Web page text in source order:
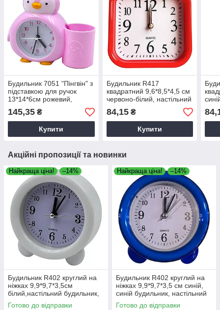
Будильник 7051 "Пінгвін" з
підставкою для ручок
13*14*6см рожевий,
настільний будильник
145,35 ₴
Купити
Будильник R417
квадратний 9,6*8,5*4,5 см
червоно-білий, настільний
будильник, годинник з
будильником
84,15₴
Купити
Акційні пропозиції та новинки
Найкраща ціна! –14%
Будильник R402 круглий на
ніжках 9,9*9,7*3,5см
білий,настільний будильник,
годинник з будильником
Готово до відправки
Найкраща ціна! –14%
Будильник R402 круглий на
ніжках 9,9*9,7*3,5 см синій,
синій будильник, настільний
годинник
Готово до відправки